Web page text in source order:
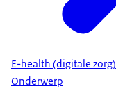
E-health (digitale zorg)
Onderwerp